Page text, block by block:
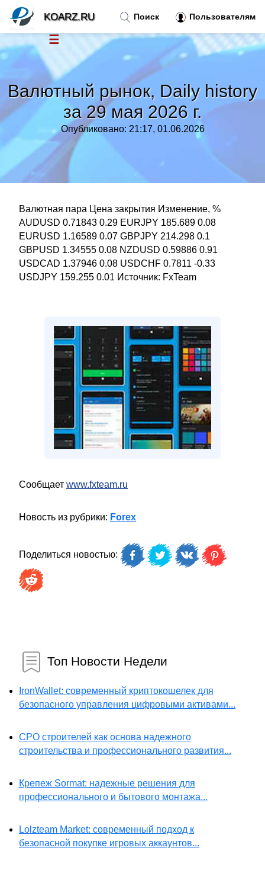
Валютный рынок, Daily history
за 29 мая 2026 г.
Опубликовано: 21:17, 01.06.2026
Валютная пара Цена закрытия Изменение, %
AUDUSD 0.71843 0.29 EURJPY 185.689 0.08
EURUSD 1.16589 0.07 GBPJPY 214.298 0.1
GBPUSD 1.34555 0.08 NZDUSD 0.59886 0.91
USDCAD 1.37946 0.08 USDCHF 0.7811 -0.33
USDJPY 159.255 0.01 Источник: FxTeam
Сообщает www.fxteam.ru
Новость из рубрики: Forex
Поделиться новостью:
Топ Новости Недели
IronWallet: современный криптокошелек для
безопасного управления цифровыми активами...
СРО строителей как основа надежного
строительства и профессионального развития...
Крепеж Sormat: надежные решения для
профессионального и бытового монтажа...
Lolzteam Market: современный подход к
безопасной покупке игровых аккаунтов...
Поиск Пользователям
KOARZ.RU
☰
Новости
Тренды новостей »
Рубрики»
Контакт»